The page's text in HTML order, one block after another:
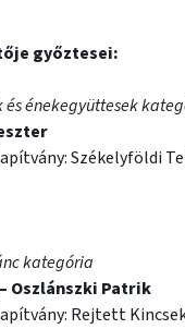
győztesei:
és énekegyüttesek
Székelyföldi
kategória
Oszlánszki Patrik
Rejtett